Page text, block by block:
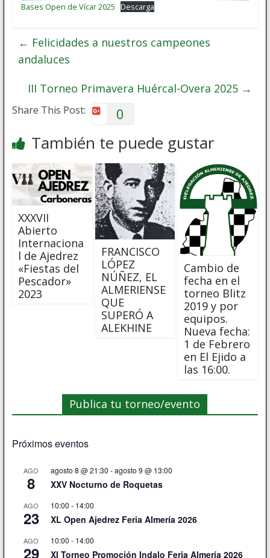
Bases Open de Vícar 2025 Descarga
← Felicidades a nuestros campeones
andaluces
III Torneo Primavera Huércal-Overa 2025 →
Share This Post: 0
También te puede gustar
XXXVII
Abierto
Internaciona
l de Ajedrez
«Fiestas del
Pescador»
2023
FRANCISCO
LÓPEZ
NÚÑEZ, EL
ALMERIENSE
QUE
SUPERÓ A
ALEKHINE
Cambio de
fecha en el
torneo Blitz
2019 y por
equipos.
Nueva fecha:
1 de Febrero
en El Ejido a
las 16:00.
Publica tu torneo/evento
Próximos eventos
AGO
8
agosto 8 @ 21:30 -agosto 9 @ 13:00
XXV Nocturno de Roquetas
AGO
23
10:00 - 14:00
XL Open Ajedrez Feria Almería 2026
AGO
29
10:00 - 14:00
XI Torneo Promoción Indalo Feria Almería 2026